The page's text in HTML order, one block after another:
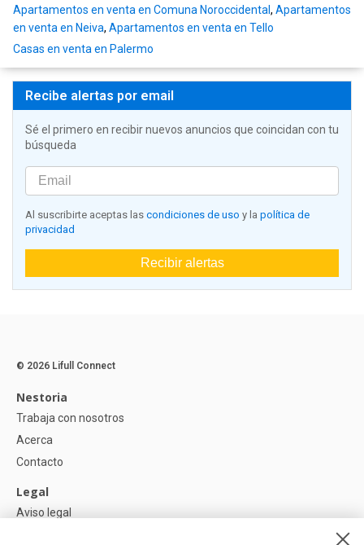
Apartamentos en venta en Comuna Noroccidental, Apartamentos
en venta en Neiva, Apartamentos en venta en Tello
Casas en venta en Palermo
Recibe alertas por email
Sé el primero en recibir nuevos anuncios que coincidan con tu
búsqueda
Al suscribirte aceptas las condiciones de uso y la política de
privacidad
Recibir alertas
© 2026 Lifull Connect
Nestoria
Trabaja con nosotros
Acerca
Contacto
Legal
Aviso legal